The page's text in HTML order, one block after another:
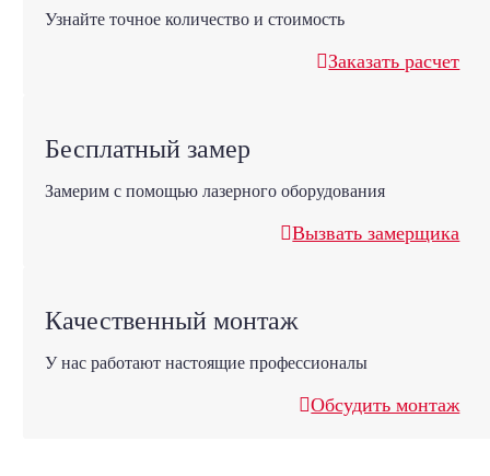
Узнайте точное количество и стоимость
Заказать расчет
Бесплатный замер
Замерим с помощью лазерного оборудования
Вызвать замерщика
Качественный монтаж
У нас работают настоящие профессионалы
Обсудить монтаж